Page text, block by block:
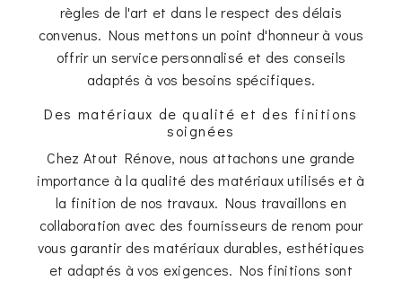
règles de l'art et dans le respect des délais
convenus. Nous mettons un point d'honneur à vous
offrir un service personnalisé et des conseils
adaptés à vos besoins spécifiques.
Des matériaux de qualité et des finitions
soignées
Chez Atout Rénove, nous attachons une grande
importance à la qualité des matériaux utilisés et à
la finition de nos travaux. Nous travaillons en
collaboration avec des fournisseurs de renom pour
vous garantir des matériaux durables, esthétiques
et adaptés à vos exigences. Nos finitions sont